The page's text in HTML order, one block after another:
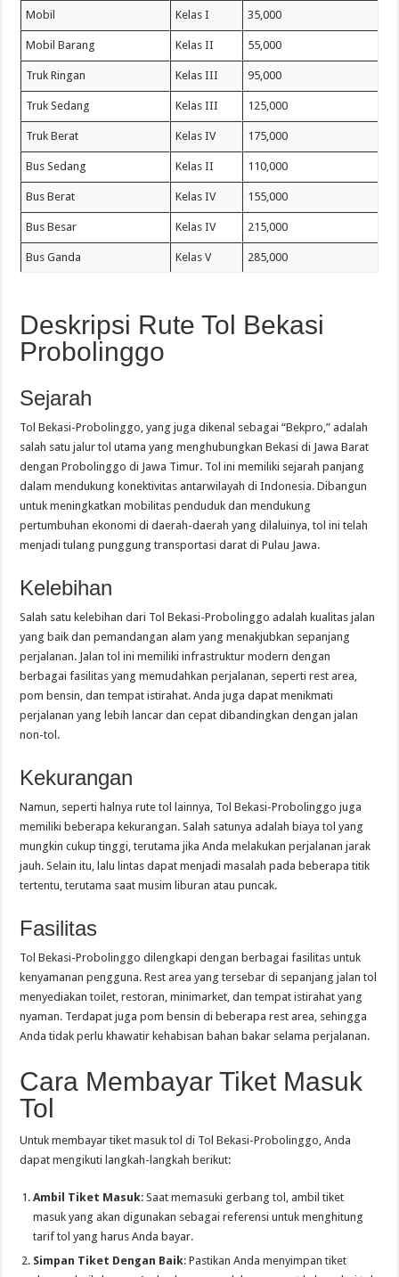
Mobil Kelas I 35,000
Mobil Barang Kelas II 55,000
Truk Ringan Kelas III 95,000
Truk Sedang Kelas III 125,000
Truk Berat Kelas IV 175,000
Bus Sedang Kelas II 110,000
Bus Berat Kelas IV 155,000
Bus Besar Kelas IV 215,000
Bus Ganda Kelas V 285,000
Deskripsi Rute Tol Bekasi
Probolinggo
Sejarah
Tol Bekasi-Probolinggo, yang juga dikenal sebagai “Bekpro,” adalah
salah satu jalur tol utama yang menghubungkan Bekasi di Jawa Barat
dengan Probolinggo di Jawa Timur. Tol ini memiliki sejarah panjang
dalam mendukung konektivitas antarwilayah di Indonesia. Dibangun
untuk meningkatkan mobilitas penduduk dan mendukung
pertumbuhan ekonomi di daerah-daerah yang dilaluinya, tol ini telah
menjadi tulang punggung transportasi darat di Pulau Jawa.
Kelebihan
Salah satu kelebihan dari Tol Bekasi-Probolinggo adalah kualitas jalan
yang baik dan pemandangan alam yang menakjubkan sepanjang
perjalanan. Jalan tol ini memiliki infrastruktur modern dengan
berbagai fasilitas yang memudahkan perjalanan, seperti rest area,
pom bensin, dan tempat istirahat. Anda juga dapat menikmati
perjalanan yang lebih lancar dan cepat dibandingkan dengan jalan
non-tol.
Kekurangan
Namun, seperti halnya rute tol lainnya, Tol Bekasi-Probolinggo juga
memiliki beberapa kekurangan. Salah satunya adalah biaya tol yang
mungkin cukup tinggi, terutama jika Anda melakukan perjalanan jarak
jauh. Selain itu, lalu lintas dapat menjadi masalah pada beberapa titik
tertentu, terutama saat musim liburan atau puncak.
Fasilitas
Tol Bekasi-Probolinggo dilengkapi dengan berbagai fasilitas untuk
kenyamanan pengguna. Rest area yang tersebar di sepanjang jalan tol
menyediakan toilet, restoran, minimarket, dan tempat istirahat yang
nyaman. Terdapat juga pom bensin di beberapa rest area, sehingga
Anda tidak perlu khawatir kehabisan bahan bakar selama perjalanan.
Cara Membayar Tiket Masuk
Tol
Untuk membayar tiket masuk tol di Tol Bekasi-Probolinggo, Anda
dapat mengikuti langkah-langkah berikut:
Ambil Tiket Masuk: Saat memasuki gerbang tol, ambil tiket
masuk yang akan digunakan sebagai referensi untuk menghitung
tarif tol yang harus Anda bayar.
Simpan Tiket Dengan Baik: Pastikan Anda menyimpan tiket